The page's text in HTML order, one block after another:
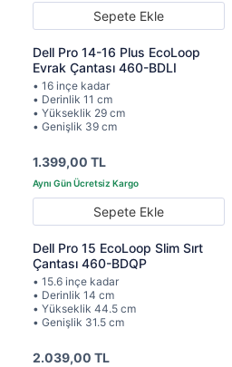
Sepete Ekle
Dell Pro 14-16 Plus EcoLoop
Evrak Çantası 460-BDLI
• 16 inçe kadar
• Derinlik 11 cm
• Yükseklik 29 cm
• Genişlik 39 cm
1.399,00 TL
Sepete Ekle
Dell Pro 15 EcoLoop Slim Sırt
Çantası 460-BDQP
• 15.6 inçe kadar
• Derinlik 14 cm
• Yükseklik 44.5 cm
• Genişlik 31.5 cm
2.039,00 TL